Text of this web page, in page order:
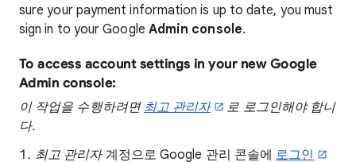
sure your payment information is up to date, you must
sign in to your Google Admin console.
To access account settings in your new Google
Admin console:
이 작업을 수행하려면 최고 관리자
로 로그인해야 합니
다.
최고 관리자계정으로 Google 관리 콘솔에 로그인